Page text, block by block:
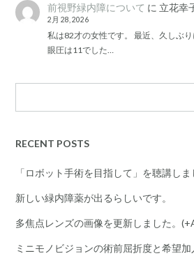
前視野緑内障について に 立花幸
2月 28, 2026
私は82才の女性です。 最近、久しぶり
眼圧は11でした…
RECENT POSTS
「ロボット手術を目指して」を聴講しま
新しい緑内障薬が出るらしいです。
多焦点レンズの画像を更新しました。
ミニモノビジョンの術前屈折度と希望